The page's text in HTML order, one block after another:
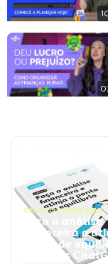
GESTÃO FINANCEIRA
Faça a análise
financeira e
ponto de
Prompts